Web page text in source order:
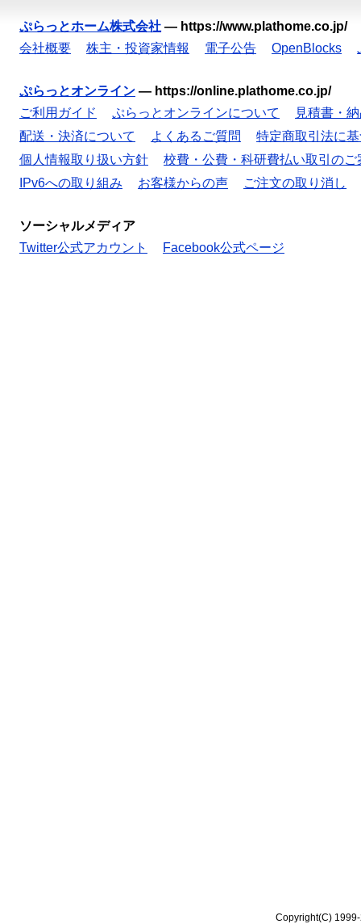
ぷらっとホーム株式会社 — https://www.plathome.co.jp/
会社概要
株主・投資家情報 電子公告 OpenBlocks
ぷらっとオンライン — https://online.plathome.co.jp/
ご利用ガイド
ぷらっとオンラインについて
見積書・
配送・決済について
よくあるご質問
特定商取引法に
個人情報取り扱い方針
校費・公費・科研費払い取引のご
IPv6への取り組み
お客様からの声 ご注文の取り消し
ソーシャルメディア
Twitter公式アカウント
Facebook公式ページ
Copyright(C)